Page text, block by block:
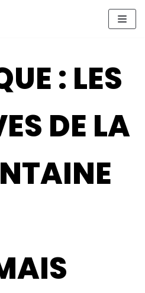
: LES
DE LA